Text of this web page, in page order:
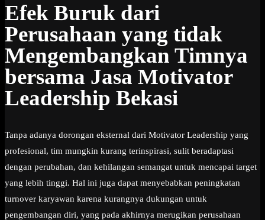
Efek Buruk dari
Perusahaan yang tidak
Mengembangkan Timnya
bersama Jasa Motivator
Leadership Bekasi
Tanpa adanya dorongan eksternal dari Motivator Leadership yang
profesional, tim mungkin kurang terinspirasi, sulit beradaptasi
dengan perubahan, dan kehilangan semangat untuk mencapai target
yang lebih tinggi. Hal ini juga dapat menyebabkan peningkatan
turnover karyawan karena kurangnya dukungan untuk
pengembangan diri, yang pada akhirnya merugikan perusahaan